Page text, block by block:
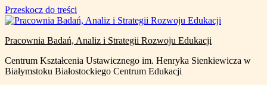
Uwaga:
Ta
strona
internetowa
zawiera
system
ułatwień
dostępu.
Przeskocz do treści
Pracownia Badań, Analiz i Strategii Rozwoju Edukacji
Centrum Kształcenia Ustawicznego im. Henryka Sienkiewicza w
Białymstoku Białostockiego Centrum Edukacji